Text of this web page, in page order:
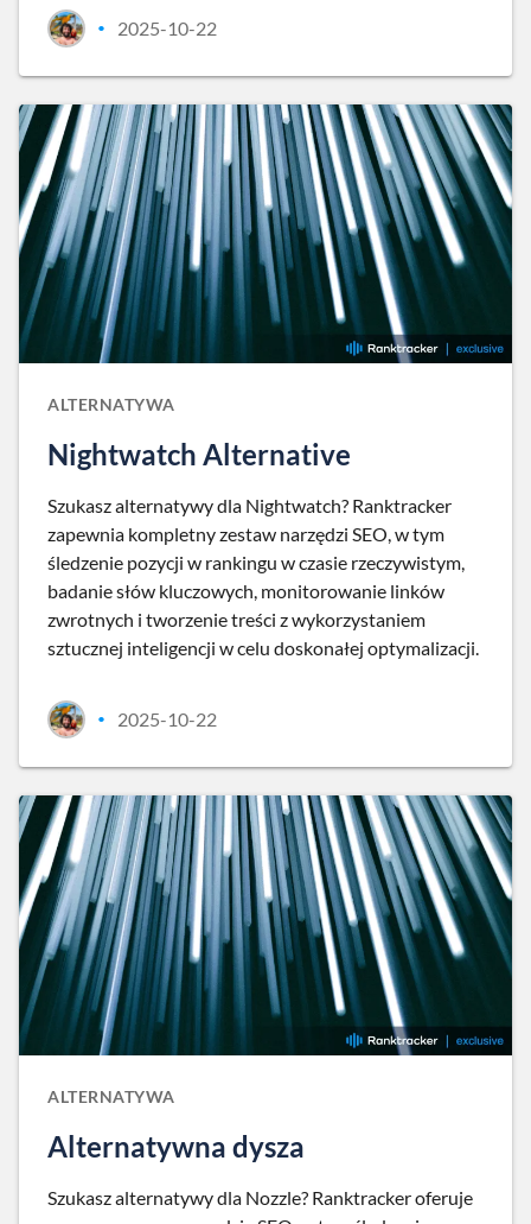
• 2025-10-22
ALTERNATYWA
Nightwatch Alternative
Szukasz alternatywy dla Nightwatch? Ranktracker
zapewnia kompletny zestaw narzędzi SEO, w tym
śledzenie pozycji w rankingu w czasie rzeczywistym,
badanie słów kluczowych, monitorowanie linków
zwrotnych i tworzenie treści z wykorzystaniem
sztucznej inteligencji w celu doskonałej optymalizacji.
• 2025-10-22
ALTERNATYWA
Alternatywna dysza
Szukasz alternatywy dla Nozzle? Ranktracker oferuje